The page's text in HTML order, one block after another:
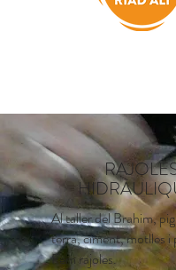
Al taller del Brahim,
terra, ciment, motlles i
Fem rajoles.